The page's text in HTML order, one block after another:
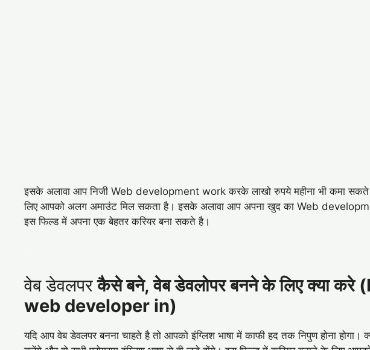
इसके अलावा आप निजी Web development work करके लाखो रुपये महीना भी कमा
लिए आपको अलग अमाउंट मिल सकता है। इसके अलावा आप अपना खुद का Web
इस फिल्ड में अपना एक बेहतर करियर बना सकते है।
वेब डेवलपरकैसे बने, वेब डेवलोपर बनने के लिए क्या
web developer in)
यदि आप वेब डेवलपर बनना चाहते है तो आपको इंग्लिश भाषा में काफी हद तक निपुण होना होगा।